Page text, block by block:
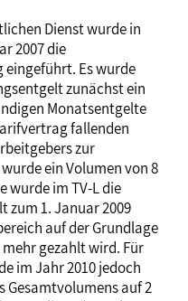
Dienst wurde in
2007 die
Es wurde
zunächst ein
Monatsentgelte
fallenden
zur
ein Volumen von 8
wurde im TV-L die
zum 1. Januar 2009
auf der Grundlage
gezahlt wird. Für
im Jahr 2010 jedoch
Gesamtvolumens auf 2